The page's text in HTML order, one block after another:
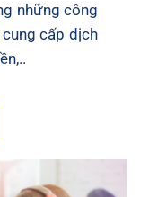
những công
cấp dịch